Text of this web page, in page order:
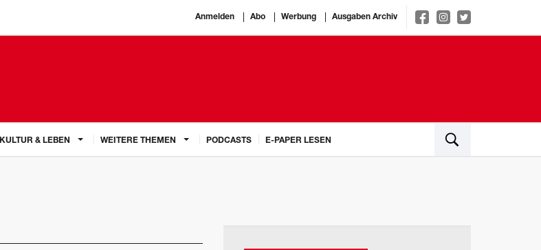
Anmelden Abo Werbung Ausgaben Archiv
KULTUR & LEBEN WEITERE THEMEN PODCASTS E-PAPER LESEN